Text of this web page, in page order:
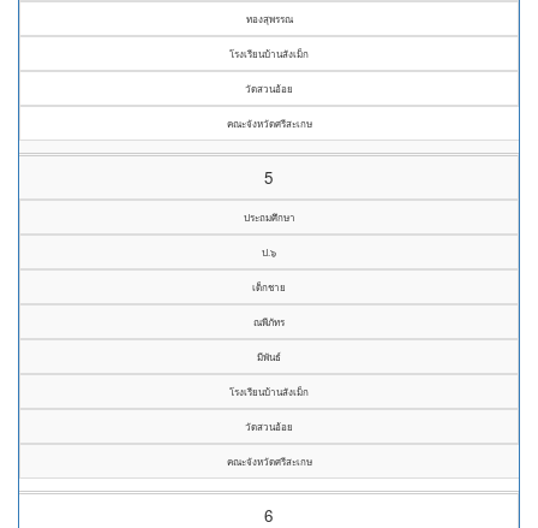
ทองสุพรรณ
โรงเรียนบ้านสังเม็ก
วัดสวนอ้อย
คณะจังหวัดศรีสะเกษ
5
ประถมศึกษา
ป.๖
เด็กชาย
ณพีภัทร
มีพันธ์
โรงเรียนบ้านสังเม็ก
วัดสวนอ้อย
คณะจังหวัดศรีสะเกษ
6